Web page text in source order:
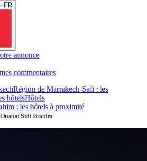
FR
annonce
commentaires
Région de Marrakech-Safi : les
hôtelsHôtels
: les hôtels à proximité
Sidi Brahim